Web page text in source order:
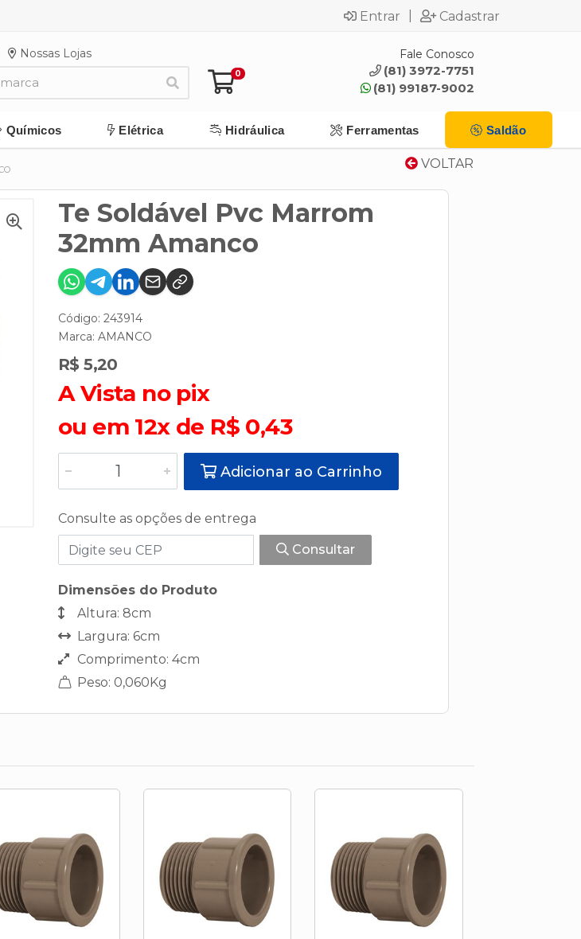
Entrar Cadastrar
Nossas Lojas
0
Fale Conosco
(81) 3972-7751
(81) 99187-9002
Químicos Elétrica Hidráulica Ferramentas Saldão
VOLTAR
Te Soldável Pvc Marrom
32mm Amanco
Código: 243914
Marca: AMANCO
R$ 5,20
A Vista no pix
ou em 12x de R$ 0,43
Adicionar ao Carrinho
Consulte as opções de entrega
Consultar
Dimensões do Produto
Altura: 8cm
Largura: 6cm
Comprimento: 4cm
Peso: 0,060Kg